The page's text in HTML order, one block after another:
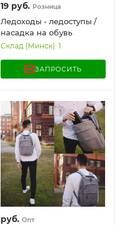
19руб. Розница
Ледоходы - ледоступы /
насадка на обувь
противоскользящая
качество "Премиум", 10
металлических шипов
Склад (Минск): 1
ЗАПРОСИТЬ
руб. Опт